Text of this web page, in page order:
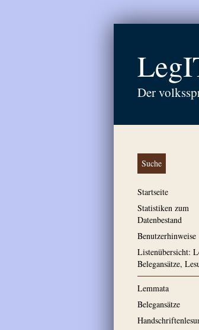
Der
Suche
Startseite
Statistiken zum
Datenbestand
Benutzerhinweise
Listenübersicht:
Belegansätze,
Lemmata
Belegansätze